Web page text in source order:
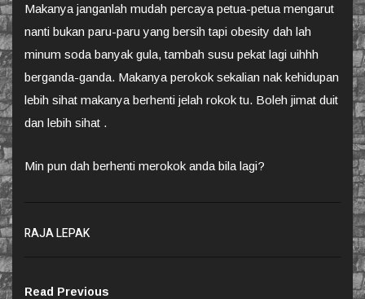
Makanya janganlah mudah percaya petua-petua mengarut
nanti bukan paru-paru yang bersih tapi obesity dah lah
minum soda banyak gula, tambah susu pekat lagi uihhh
berganda-ganda. Makanya perokok sekalian nak kehidupan
lebih sihat makanya berhenti jelah rokok tu. Boleh jimat duit
dan lebih sihat .
Min pun dah berhenti merokok anda bila lagi?
RAJA LEPAK
Read Previous